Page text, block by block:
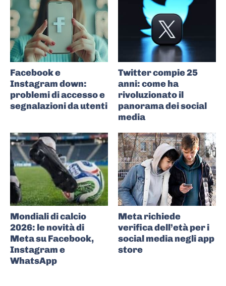
Facebook e
Instagram down:
problemi di accesso e
segnalazioni da utenti
Twitter compie 25
anni: come ha
rivoluzionato il
panorama dei social
media
Mondiali di calcio
2026: le novità di
Meta su Facebook,
Instagram e
WhatsApp
Meta richiede
verifica dell’età per i
social media negli app
store